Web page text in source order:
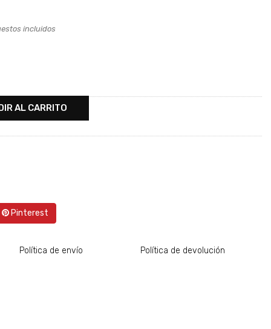
incluidos
AL CARRITO
Pinterest
Política de envío Política de devolución